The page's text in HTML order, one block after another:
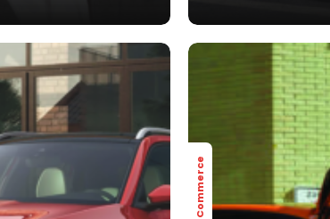
Commerce